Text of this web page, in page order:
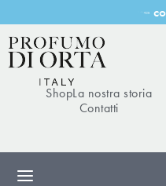
a co
ShopLa nostra storia
Contatti